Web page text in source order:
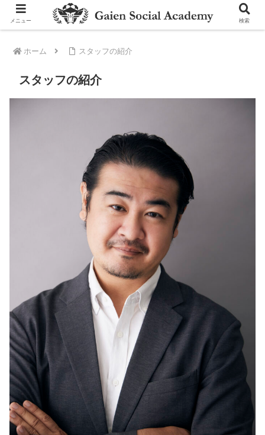
ホーム スタッフの紹介
スタッフの紹介
メニュー 検索